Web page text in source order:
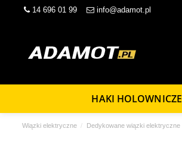
14 696 01 99 info@adamot.pl
HAKI HOLOWNICZE
Wiązki elektryczne Dedykowane wiązki elektryczne